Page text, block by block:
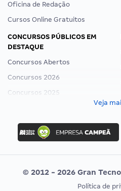
Oficina de Redação
Cursos Online Gratuitos
CONCURSOS PÚBLICOS EM
DESTAQUE
Concursos Abertos
Concursos 2026
Concursos 2025
Concurso Ibama
Concurso MPU
Editais publicados
Veja
© 2012 - 2026 Gran
Política de